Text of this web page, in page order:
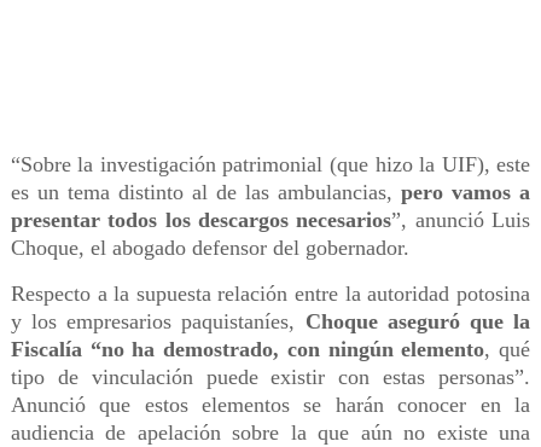
“Sobre la investigación patrimonial (que hizo la UIF), este
es un tema distinto al de las ambulancias,pero vamos a
presentar todos los descargos necesarios”, anunció Luis
Choque, el abogado defensor del gobernador.
Respecto a la supuesta relación entre la autoridad potosina
y los empresarios paquistaníes, Choque aseguró que la
Fiscalía “no ha demostrado, con ningún elemento, qué
tipo de vinculación puede existir con estas personas”.
Anunció que estos elementos se harán conocer en la
audiencia de apelación sobre la que aún no existe una